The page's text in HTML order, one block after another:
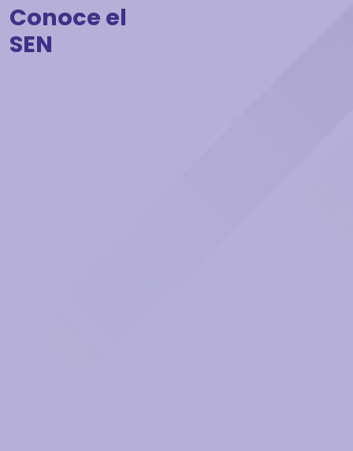
Conoce el
SEN